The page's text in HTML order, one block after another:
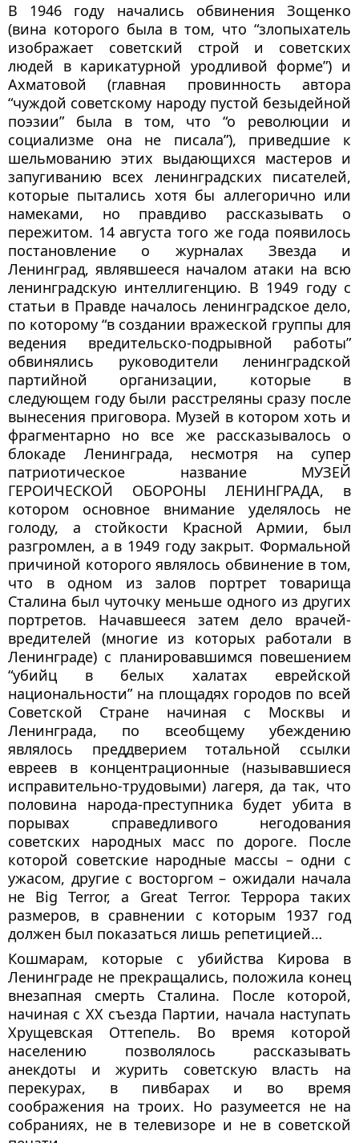
В 1946 году начались обвинения Зощенко
(вина которого была в том, что “злопыхатель
изображает советский строй и советских
людей в карикатурной уродливой форме”) и
Ахматовой (главная провинность автора
“чуждой советскому народу пустой безыдейной
поэзии” была в том, что “о революции и
социализме она не писала”), приведшие к
шельмованию этих выдающихся мастеров и
запугиванию всех ленинградских писателей,
которые пытались хотя бы аллегорично или
намеками, но правдиво рассказывать о
пережитом. 14 августа того же года появилось
постановление о журналах Звезда и
Ленинград, являвшееся началом атаки на всю
ленинградскую интеллигенцию. В 1949 году c
статьи в Правде началось ленинградское дело,
по которому “в создании вражеской группы для
ведения вредительско-подрывной работы”
обвинялись руководители ленинградской
партийной организации, которые в
следующем году были расстреляны сразу после
вынесения приговора. Музей в котором хоть и
фрагментарно но все же рассказывалось о
блокаде Ленинграда, несмотря на супер
патриотическое название МУЗЕЙ
ГЕРОИЧЕСКОЙ ОБОРОНЫ ЛЕНИНГРАДА, в
котором основное внимание уделялось не
голоду, а стойкости Красной Армии, был
разгромлен, а в 1949 году закрыт. Формальной
причиной которого являлось обвинение в том,
что в одном из залов портрет товарища
Сталина был чуточку меньше одного из других
портретов. Начавшееся затем дело врачей-
вредителей (многие из которых работали в
Ленинграде) с планировавшимся повешением
“убийц в белых халатах еврейской
национальности” на площадях городов по всей
Советской Стране начиная с Москвы и
Ленинграда, по всеобщему убеждению
являлось преддверием тотальной ссылки
евреев в концентрационные (называвшиеся
исправительно-трудовыми) лагеря, да так, что
половина народа-преступника будет убита в
порывах справедливого негодования
советских народных масс по дороге. После
которой советские народные массы – одни с
ужасом, другие с восторгом – ожидали начала
не Big Terror, а Great Terror. Террора таких
размеров, в сравнении с которым 1937 год
должен был показаться лишь репетицией…
Кошмарам, которые с убийства Кирова в
Ленинграде не прекращались, положила конец
внезапная смерть Сталина. После которой,
начиная с XX съезда Партии, начала наступать
Хрущевская Оттепель. Во время которой
населению позволялось рассказывать
анекдоты и журить советскую власть на
перекурах, в пивбарах и во время
соображения на троих. Но разумеется не на
собраниях, не в телевизоре и не в советской